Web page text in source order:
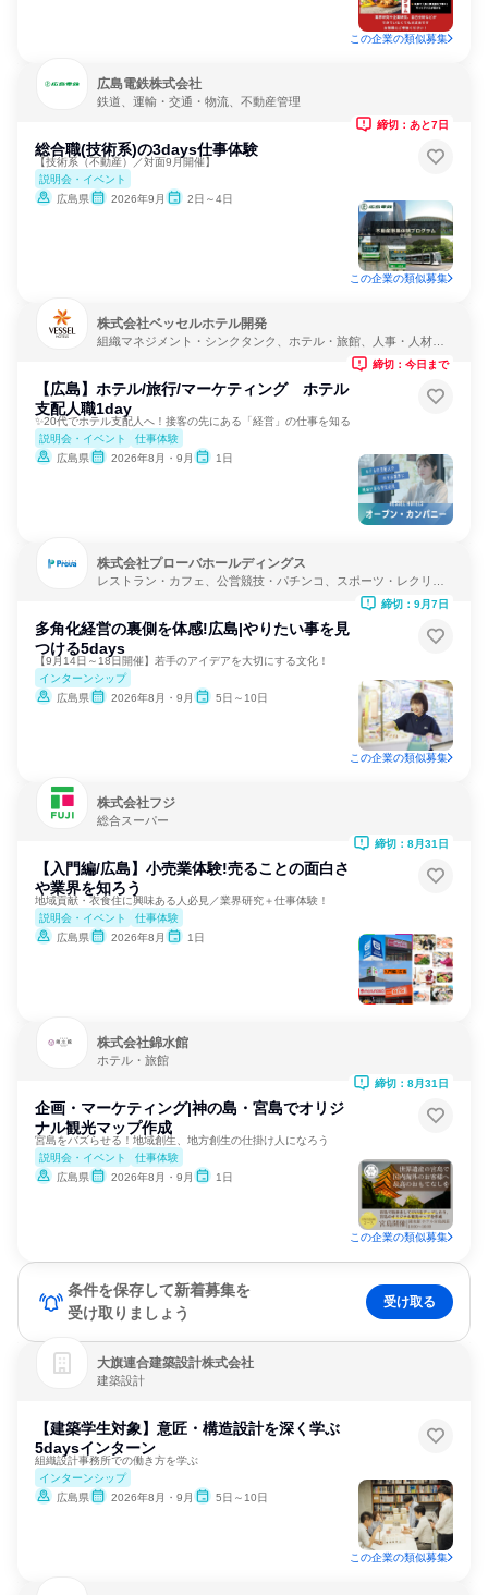
この企業の類似募集
広島電鉄株式会社
鉄道、運輸・交通・物流、不動産管理
総合職(技術系)の3days仕事体験
【技術系（不動産）／対面9月開催】
説明会・イベント
広島県
2026年9月 2日～4日
締切：あと7日
この企業の類似募集
株式会社ベッセルホテル開発
組織マネジメント・シンクタンク、ホテル・旅館、人事・人材サ
【広島】ホテル/旅行/マーケティング ホテル
支配人職1day
✨20代でホテル支配人へ！接客の先にある「経営」の仕事を知る
説明会・イベント
仕事体験
広島県
2026年8月・9月 1日
締切：今日まで
株式会社プローバホールディングス
レストラン・カフェ、公営競技・パチンコ、スポーツ・レクリエ
多角化経営の裏側を体感!広島|やりたい事を見
つける5days
【9月14日～18日開催】若手のアイデアを大切にする文化！
インターンシップ
広島県
2026年8月・9月 5日～10日
締切：9月7日
この企業の類似募集
株式会社フジ
総合スーパー
【入門編/広島】小売業体験!売ることの面白さ
や業界を知ろう
地域貢献・衣食住に興味ある人必見／業界研究＋仕事体験！
説明会・イベント
仕事体験
広島県
2026年8月 1日
締切：8月31日
株式会社錦水館
ホテル・旅館
企画・マーケティング|神の島・宮島でオリジ
ナル観光マップ作成
宮島をバズらせる！地域創生、地方創生の仕掛け人になろう
説明会・イベント
仕事体験
広島県
2026年8月・9月 1日
締切：8月31日
この企業の類似募集
条件を保存して新着募集を
受け取りましょう
受け取る
大旗連合建築設計株式会社
建築設計
【建築学生対象】意匠・構造設計を深く学ぶ
5daysインターン
組織設計事務所での働き方を学ぶ
インターンシップ
広島県
2026年8月・9月 5日～10日
この企業の類似募集